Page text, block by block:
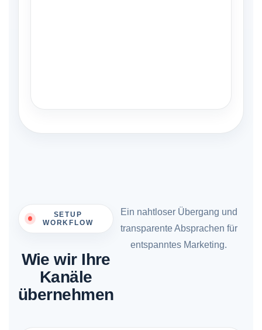
SETUP
WORKFLOW
Wie wir Ihre
Kanäle
übernehmen
Ein nahtloser Übergang und
transparente Absprachen für
entspanntes Marketing.